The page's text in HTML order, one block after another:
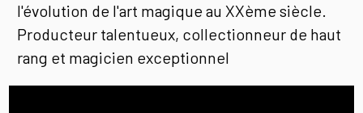
l'évolution de l'art magique au XXème siècle.
Producteur talentueux, collectionneur de haut
rang et magicien exceptionnel